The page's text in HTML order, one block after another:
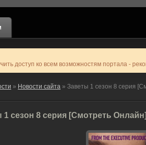
доступ ко всем возможностям портала -
» Новости сайта » Заветы 1 сезон 8 серия
1 сезон 8 серия [Смотреть Онлайн]